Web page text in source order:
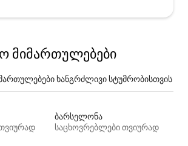
მიმართულებები
ხანგრძლივი სტუმრობისთვის
ბარსელონა
საცხოვრებლები თვიურად